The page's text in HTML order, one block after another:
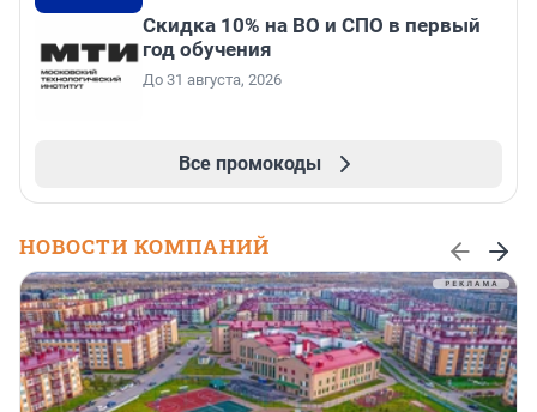
Скидка 10% на ВО и СПО в первый
год обучения
До 31 августа, 2026
Все промокоды
НОВОСТИ КОМПАНИЙ